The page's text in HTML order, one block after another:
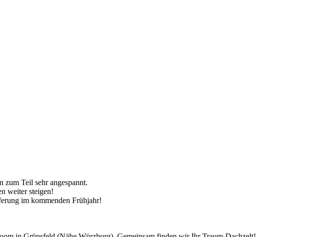
zum Teil sehr angespannt.
weiter steigen!
im kommenden Frühjahr!